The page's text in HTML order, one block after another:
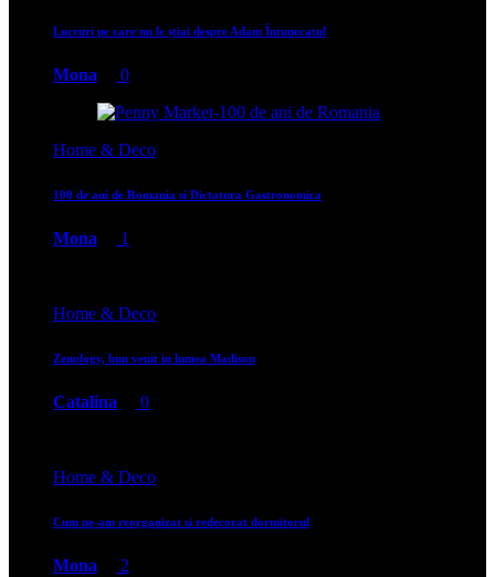
Lucruri pe care nu le știai despre Adam Întunecatul
Mona 0
Home & Deco
100 de ani de Romania si Dictatura Gastronomica
Mona 1
Home & Deco
Zenology, bun venit in lumea Madison
Catalina 0
Home & Deco
Cum ne-am reorganizat si redecorat dormitorul
Mona 2